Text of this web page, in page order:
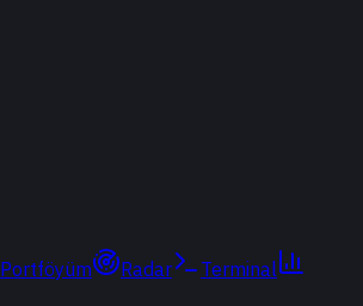
Portföyüm Radar
Terminal